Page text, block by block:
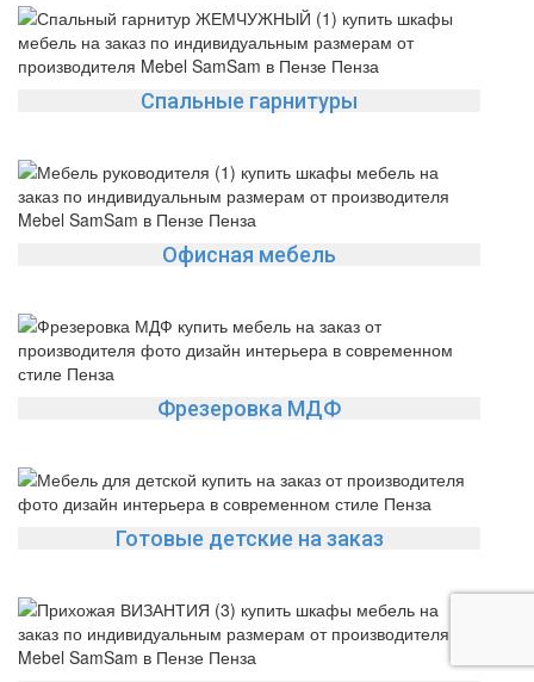
Спальные гарнитуры
Офисная мебель
Фрезеровка МДФ
Готовые детские на заказ